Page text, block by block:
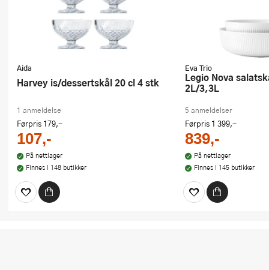
Aida
Harvey is/dessertskål 20 cl 4 stk
1 anmeldelse
Førpris 179,-
107,-
På nettlager
Finnes i 148 butikker
Eva Trio
Legio Nova salatskåler 2 stk
2L/3,3L
5 anmeldelser
Førpris 1 399,-
839,-
På nettlager
Finnes i 145 butikker